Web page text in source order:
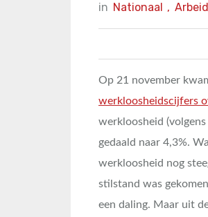
in Nationaal ,
Op 21 november
werkloosheidscijfers
werkloosheid
gedaald naar 4,3%.
werkloosheid nog
stilstand was
een daling. Maar uit